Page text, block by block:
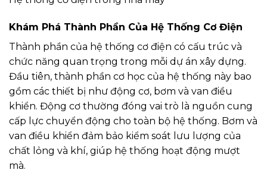
Khám Phá Thành Phần Của Hệ Thống Cơ Điện
Thành phần của hệ thống cơ điện có cấu trúc và
chức năng quan trọng trong mỗi dự án xây dựng.
Đầu tiên, thành phần cơ học của hệ thống này bao
gồm các thiết bị như động cơ, bơm và van điều
khiển. Động cơ thường đóng vai trò là nguồn cung
cấp lực chuyển động cho toàn bộ hệ thống. Bơm và
van điều khiển đảm bảo kiểm soát lưu lượng của
chất lỏng và khí, giúp hệ thống hoạt động mượt
mà.